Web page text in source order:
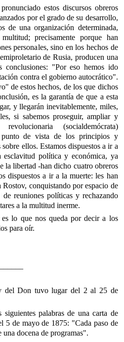
estos discursos obreros
por el grado de su desarrollo,
de una organización determinada,
precisamente porque han
personales, sino en los hechos de
de Rusia, producen una
conclusiones: "Por eso hemos ido
contra el gobierno autocrático".
de estos hechos, de los que dichos
es la garantía de que a esta
y llegarán inevitablemente, miles,
si sabemos proseguir, ampliar y
(socialdemócrata)
punto de vista de los principios y
ellos. Estamos dispuestos a ir a
política y económica, ya
la libertad -han dicho cuatro obreros
dispuestos a ir a la muerte: les han
conquistando por espacio de
reuniones políticas y rechazando
a la multitud inerme.
es lo que nos queda por decir a los
para oír.
del Don tuvo lugar del 2 al 25 de
palabras de una carta de
5 de mayo de 1875: "Cada paso de
docena de programas".